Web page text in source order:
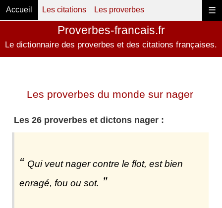
☰
Accueil Les citations Les proverbes
Proverbes-francais.fr
Le dictionnaire des proverbes et des citations françaises.
Les proverbes du monde sur nager
Les 26 proverbes et dictons nager :
Qui veut nager contre le flot, est bien
enragé, fou ou sot.